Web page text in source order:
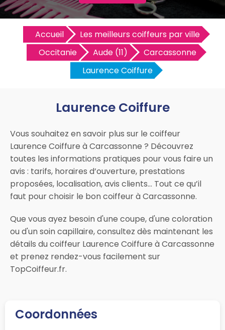
Accueil
Les meilleurs coiffeurs par ville
Occitanie
Aude (11)
Carcassonne
Laurence Coiffure
Laurence Coiffure
Vous souhaitez en savoir plus sur le coiffeur
Laurence Coiffure à Carcassonne ? Découvrez
toutes les informations pratiques pour vous faire un
avis : tarifs, horaires d’ouverture, prestations
proposées, localisation, avis clients… Tout ce qu’il
faut pour choisir le bon coiffeur à Carcassonne.
Que vous ayez besoin d'une coupe, d'une coloration
ou d'un soin capillaire, consultez dès maintenant les
détails du coiffeur Laurence Coiffure à Carcassonne
et prenez rendez-vous facilement sur
TopCoiffeur.fr.
Coordonnées